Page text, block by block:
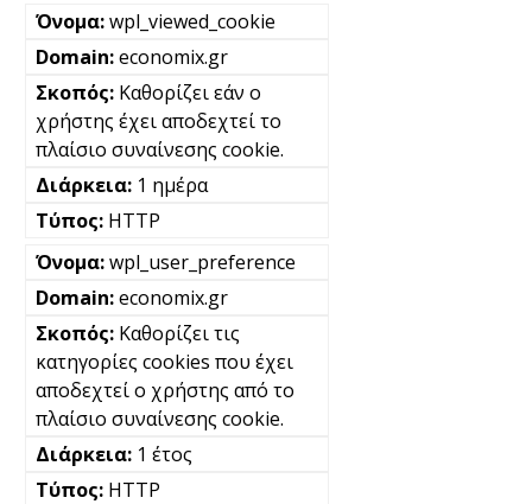
wpl_viewed_cookie
economix.gr
Καθορίζει εάν ο
χρήστης έχει αποδεχτεί το
πλαίσιο συναίνεσης cookie.
1 ημέρα
HTTP
wpl_user_preference
economix.gr
Καθορίζει τις
κατηγορίες cookies που έχει
αποδεχτεί ο χρήστης από το
πλαίσιο συναίνεσης cookie.
1 έτος
HTTP